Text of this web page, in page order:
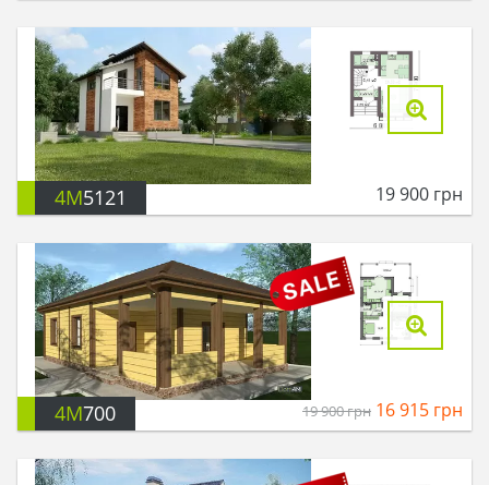
4M5121 19 900 грн
4M700 19 900грн 16 915 грн